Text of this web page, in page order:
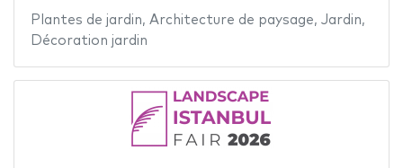
Plantes de jardin, Architecture de paysage, Jardin,
Décoration jardin